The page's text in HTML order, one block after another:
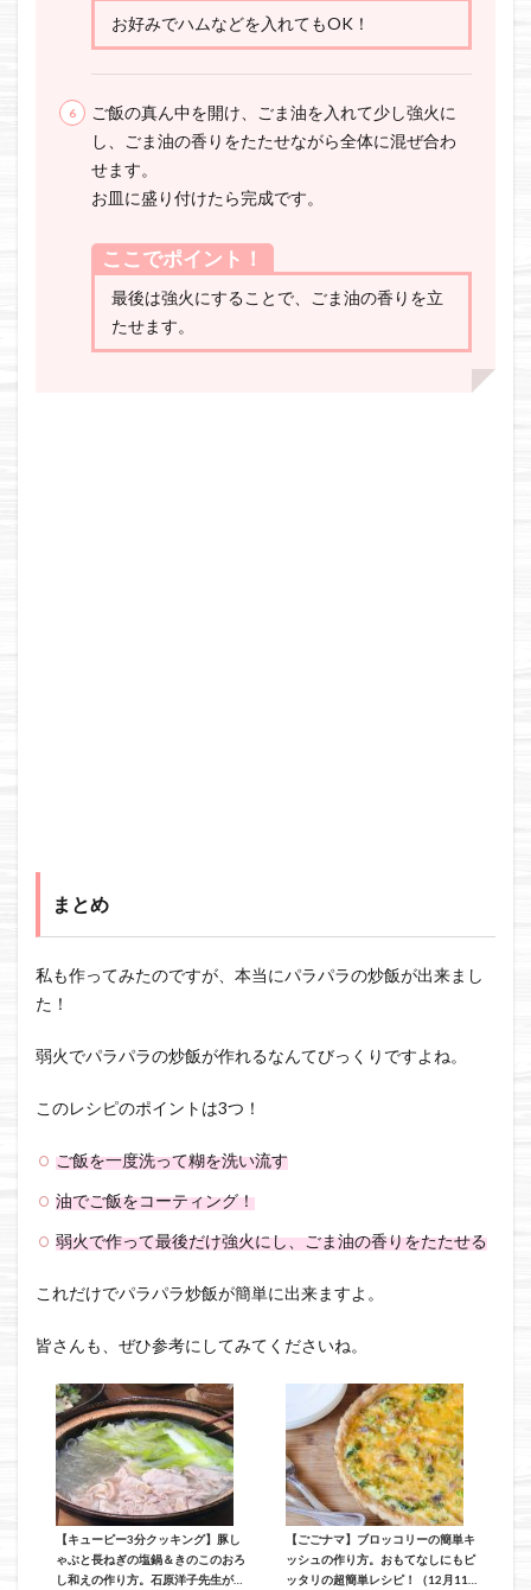
お好みでハムなどを入れてもOK！
ご飯の真ん中を開け、ごま油を入れて少し強火に
し、ごま油の香りをたたせながら全体に混ぜ合わ
せます。
お皿に盛り付けたら完成です。
ここでポイント！
最後は強火にすることで、ごま油の香りを立
たせます。
まとめ
私も作ってみたのですが、本当にパラパラの炒飯が出来まし
た！
弱火でパラパラの炒飯が作れるなんてびっくりですよね。
このレシピのポイントは3つ！
ご飯を一度洗って糊を洗い流す
油でご飯をコーティング！
弱火で作って最後だけ強火にし、ごま油の香りをたたせる
これだけでパラパラ炒飯が簡単に出来ますよ。
皆さんも、ぜひ参考にしてみてくださいね。
【キューピー3分クッキング】豚し
ゃぶと長ねぎの塩鍋＆きのこのおろ
し和えの作り方。石原洋子先生が教
【ごごナマ】ブロッコリーの簡単キ
ッシュの作り方。おもてなしにもピ
ッタリの超簡単レシピ！（12月11日